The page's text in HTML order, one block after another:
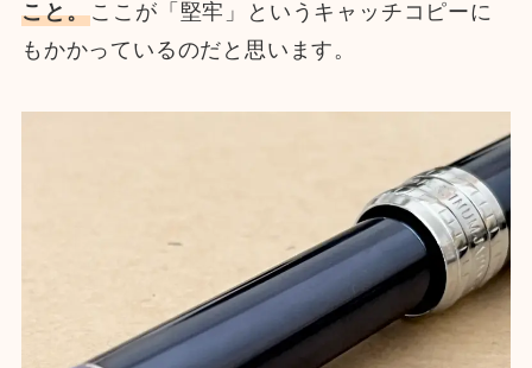
こと。ここが「堅牢」というキャッチコピーに
もかかっているのだと思います。